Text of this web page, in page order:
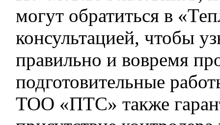
могут обратиться в
консультацией, чтобы
правильно и вовремя
подготовительные
ТОО «ПТС» также